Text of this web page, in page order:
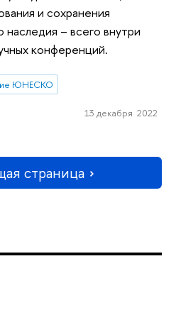
и сохранения
– всего внутри
конференций.
ЮНЕСКО
13 декабря 2022
страница